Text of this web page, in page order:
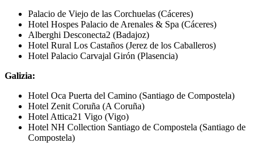
Palacio de Viejo de las Corchuelas (Cáceres)
Hotel Hospes Palacio de Arenales & Spa (Cáceres)
Alberghi Desconecta2 (Badajoz)
Hotel Rural Los Castaños (Jerez de los Caballeros)
Hotel Palacio Carvajal Girón (Plasencia)
Galizia:
Hotel Oca Puerta del Camino (Santiago de Compostela)
Hotel Zenit Coruña (A Coruña)
Hotel Attica21 Vigo (Vigo)
Hotel NH Collection Santiago de Compostela (Santiago de
Compostela)